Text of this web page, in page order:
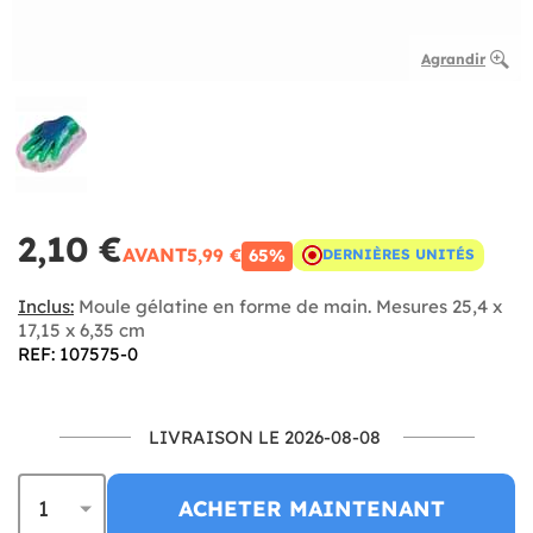
Agrandir
2,10 €AVANT5,99 € 65% DERNIÈRES UNITÉS
Inclus: Moule gélatine en forme de main. Mesures 25,4 x
17,15 x 6,35 cm
REF: 107575-0
LIVRAISON LE 2026-08-08
ACHETER MAINTENANT